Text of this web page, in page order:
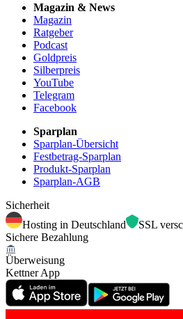
Magazin & News
Magazin
Ratgeber
Podcast
Goldpreis
Silberpreis
YouTube
Telegram
Facebook
Sparplan
Sparplan-Übersicht
Festbetrag-Sparplan
Produkt-Sparplan
Sparplan-AGB
Sicherheit
Hosting in Deutschland
SSL
Sichere Bezahlung
Überweisung
Kettner App